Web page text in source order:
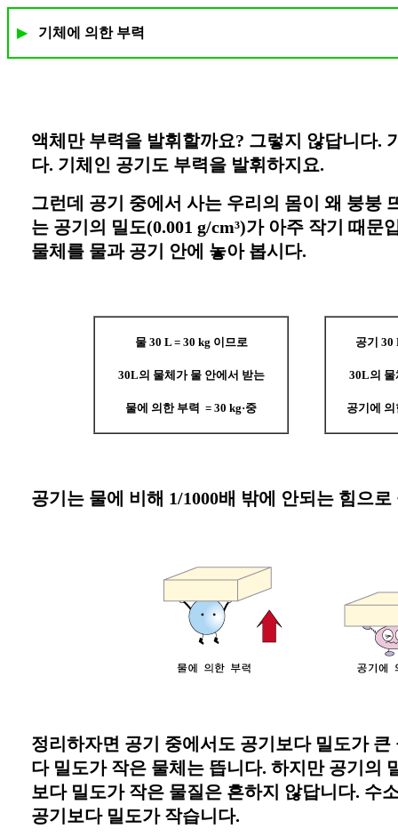
▶ 기체에 의한 부력
액체만 부력을 발휘할까요? 그렇지 않답니다.
다. 기체인 공기도 부력을 발휘하지요.
그런데 공기 중에서 사는 우리의 몸이 왜 붕붕
는 공기의 밀도(0.001 g/cm³)가 아주 작기 때문
물체를 물과 공기 안에 놓아 봅시다.
물 30 L = 30 kg 이므로
30L의 물체가 물 안에서 받는
물에 의한 부력 = 30 kg·중
공기 30
30L의 물
공기에 의
공기는 물에 비해 1/1000배 밖에 안되는 힘으
정리하자면 공기 중에서도 공기보다 밀도가
다 밀도가 작은 물체는 뜹니다. 하지만 공기의
보다 밀도가 작은 물질은 흔하지 않답니다. 수
공기보다 밀도가 작습니다.